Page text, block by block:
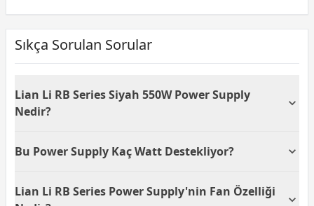
Sıkça Sorulan Sorular
Lian Li RB Series Siyah 550W Power Supply
Nedir?
bilgisayar sistemleri için ihtiyaç duyulan elektrik
gösterir. Bu özellik, enerji tasarrufu sağlarken
Bu Power Supply Kaç Watt Destekliyor?
550 Watt çıkış gücü sunar. Bu kapasite, çoğu orta
Lian Li RB Series Power Supply'nin Fan Özelliği